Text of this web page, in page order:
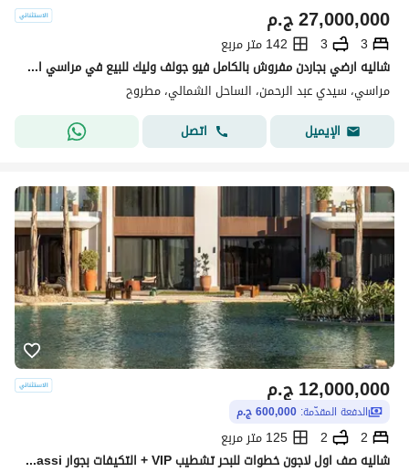
ج.م27,000,000
3
3
142 متر مربع
شاليه ارضي بجاردن مفروش بالكامل فيو جولف وليك للبيع في مراسي الساحل الشمالي
مراسي، سيدي عبد الرحمن، الساحل الشمالي، مطروح
الإيميل
اتصل
ج.م12,000,000
الدفعة المقدّمة: 600,000 ج.م
2
2
125 متر مربع
شاليه صف اول لاجون خطوات للبحر تشطيب VIP + التكيفات بجوار Hacienda Bay . Amwaj . Marassi